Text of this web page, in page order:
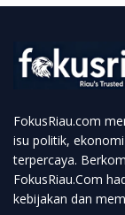
FokusRiau.com
isu politik,
terpercaya.
FokusRiau.Com
kebijakan dan